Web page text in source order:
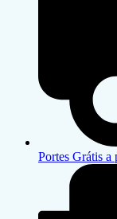
Portes Grátis